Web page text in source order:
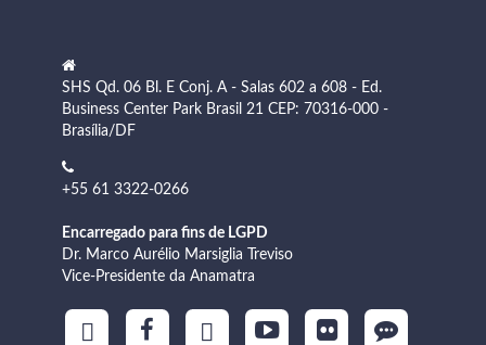
SHS Qd. 06 Bl. E Conj. A - Salas 602 a 608 - Ed.
Business Center Park Brasil 21 CEP: 70316-000 -
Brasília/DF
+55 61 3322-0266
Encarregado para fins de LGPD
Dr. Marco Aurélio Marsiglia Treviso
Vice-Presidente da Anamatra